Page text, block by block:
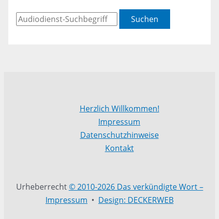
Suchen
Herzlich Willkommen!
Impressum
Datenschutzhinweise
Kontakt
Urheberrecht© 2010-2026 Das verkündigte Wort –
Impressum • Design: DECKERWEB